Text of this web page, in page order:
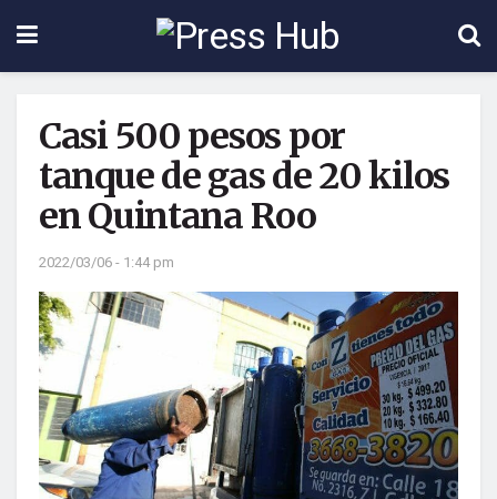
Casi 500 pesos por
tanque de gas de 20 kilos
en Quintana Roo
2022/03/06 - 1:44 pm